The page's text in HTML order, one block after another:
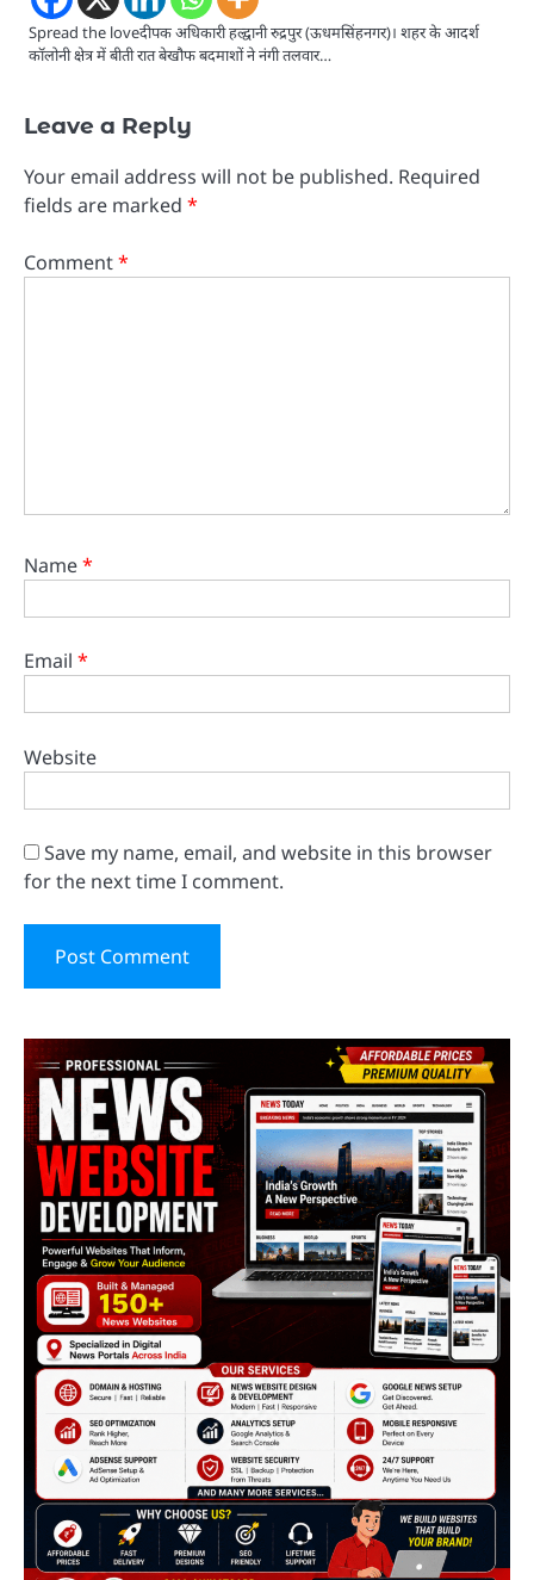
Spread the loveदीपक अधिकारी हल्द्वानी रुद्रपुर (ऊधमसिंहनगर)। शहर के आदर्श
कॉलोनी क्षेत्र में बीती रात बेखौफ बदमाशों ने नंगी तलवार…
Leave a Reply
Your email address will not be published. Required
fields are marked *
Comment*
Name*
Email *
Website
Save my name, email, and website in this browser
for the next time I comment.